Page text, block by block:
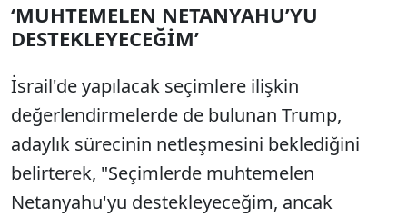
‘MUHTEMELEN NETANYAHU’YU
DESTEKLEYECEĞİM’
İsrail'de yapılacak seçimlere ilişkin
değerlendirmelerde de bulunan Trump,
adaylık sürecinin netleşmesini beklediğini
belirterek, "Seçimlerde muhtemelen
Netanyahu'yu destekleyeceğim, ancak